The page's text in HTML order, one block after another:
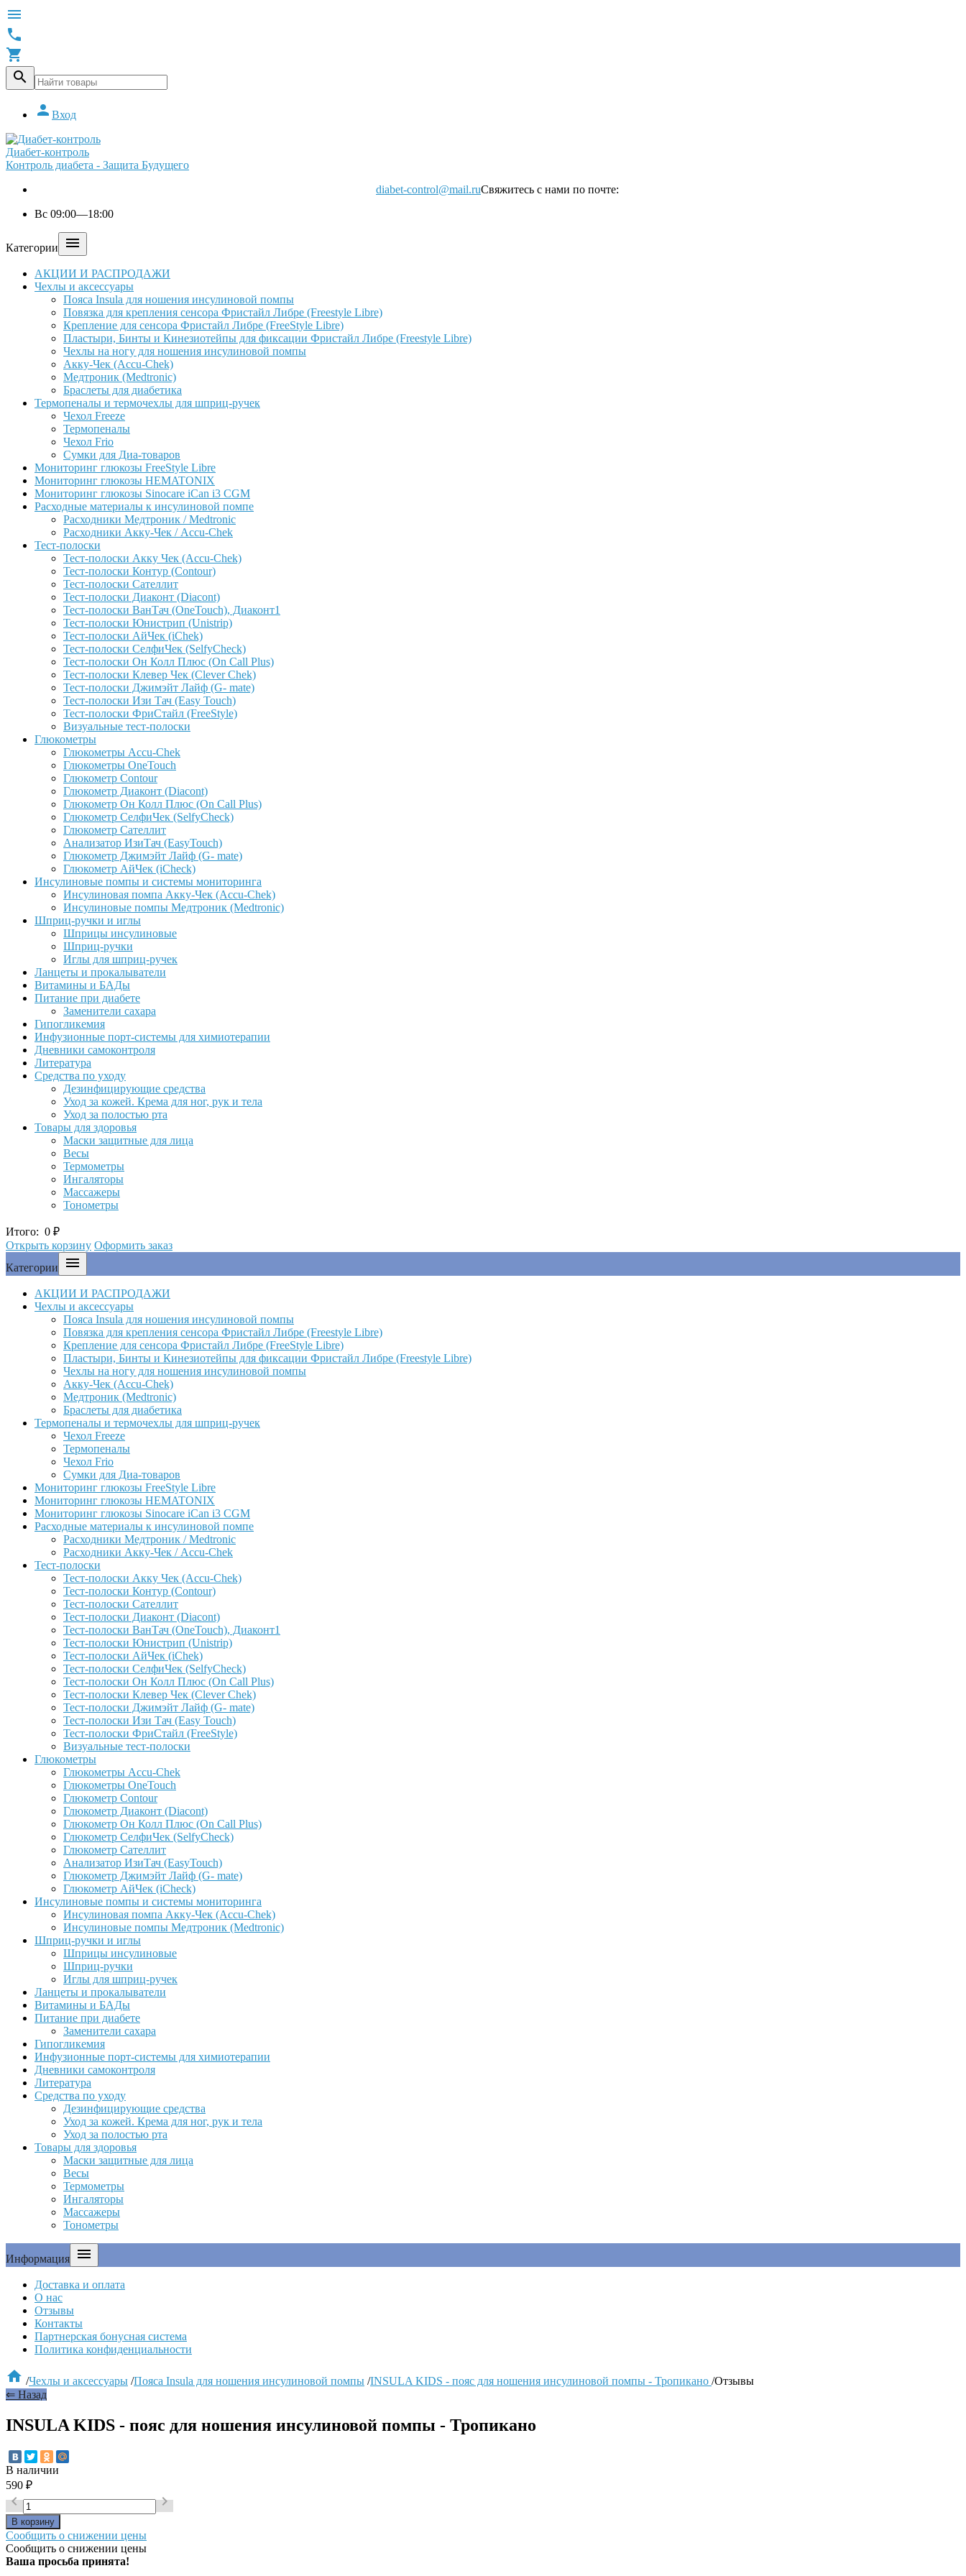




 Вход
Диабет-контроль
Контроль диабета - Защита Будущего
diabet-control@mail.ruСвяжитесь с нами по почте:
Вс 09:00—18:00
Категории 
АКЦИИ И РАСПРОДАЖИ
Чехлы и аксессуары
Пояса Insula для ношения инсулиновой помпы
Повязка для крепления сенсора Фристайл Либре (Freestyle Libre)
Крепление для сенсора Фристайл Либре (FreeStyle Libre)
Пластыри, Бинты и Кинезиотейпы для фиксации Фристайл Либре (Freestyle Libre)
Чехлы на ногу для ношения инсулиновой помпы
Акку-Чек (Accu-Chek)
Медтроник (Medtronic)
Браслеты для диабетика
Термопеналы и термочехлы для шприц-ручек
Чехол Freeze
Термопеналы
Чехол Frio
Сумки для Диа-товаров
Мониторинг глюкозы FreeStyle Libre
Мониторинг глюкозы HEMATONIX
Мониторинг глюкозы Sinocare iCan i3 CGM
Расходные материалы к инсулиновой помпе
Расходники Медтроник / Medtronic
Расходники Акку-Чек / Accu-Chek
Тест-полоски
Тест-полоски Акку Чек (Accu-Chek)
Тест-полоски Контур (Contour)
Тест-полоски Сателлит
Тест-полоски Диаконт (Diacont)
Тест-полоски ВанТач (OneTouch), Диаконт1
Тест-полоски Юнистрип (Unistrip)
Тест-полоски АйЧек (iChek)
Тест-полоски СелфиЧек (SelfyCheck)
Тест-полоски Он Колл Плюс (On Call Plus)
Тест-полоски Клевер Чек (Clever Chek)
Тест-полоски Джимэйт Лайф (G- mate)
Тест-полоски Изи Тач (Easy Touch)
Тест-полоски ФриCтайл (FreeStyle)
Визуальные тест-полоски
Глюкометры
Глюкометры Accu-Сhek
Глюкометры OneTouch
Глюкометр Contour
Глюкометр Диаконт (Diacont)
Глюкометр Он Колл Плюс (On Call Plus)
Глюкометр СелфиЧек (SelfyCheck)
Глюкометр Сателлит
Анализатор ИзиТач (EasyTouch)
Глюкометр Джимэйт Лайф (G- mate)
Глюкометр АйЧек (iCheck)
Инсулиновые помпы и системы мониторинга
Инсулиновая помпа Акку-Чек (Accu-Chek)
Инсулиновые помпы Медтроник (Medtronic)
Шприц-ручки и иглы
Шприцы инсулиновые
Шприц-ручки
Иглы для шприц-ручек
Ланцеты и прокалыватели
Витамины и БАДы
Питание при диабете
Заменители сахара
Гипогликемия
Инфузионные порт-системы для химиотерапии
Дневники самоконтроля
Литература
Средства по уходу
Дезинфицирующие средства
Уход за кожей. Крема для ног, рук и тела
Уход за полостью рта
Товары для здоровья
Маски защитные для лица
Весы
Термометры
Ингаляторы
Массажеры
Тонометры
Итого: 0 ₽
Открыть корзину Оформить заказ
Категории

АКЦИИ И РАСПРОДАЖИ
Чехлы и аксессуары
Пояса Insula для ношения инсулиновой помпы
Повязка для крепления сенсора Фристайл Либре (Freestyle Libre)
Крепление для сенсора Фристайл Либре (FreeStyle Libre)
Пластыри, Бинты и Кинезиотейпы для фиксации Фристайл Либре (Freestyle Libre)
Чехлы на ногу для ношения инсулиновой помпы
Акку-Чек (Accu-Chek)
Медтроник (Medtronic)
Браслеты для диабетика
Термопеналы и термочехлы для шприц-ручек
Чехол Freeze
Термопеналы
Чехол Frio
Сумки для Диа-товаров
Мониторинг глюкозы FreeStyle Libre
Мониторинг глюкозы HEMATONIX
Мониторинг глюкозы Sinocare iCan i3 CGM
Расходные материалы к инсулиновой помпе
Расходники Медтроник / Medtronic
Расходники Акку-Чек / Accu-Chek
Тест-полоски
Тест-полоски Акку Чек (Accu-Chek)
Тест-полоски Контур (Contour)
Тест-полоски Сателлит
Тест-полоски Диаконт (Diacont)
Тест-полоски ВанТач (OneTouch), Диаконт1
Тест-полоски Юнистрип (Unistrip)
Тест-полоски АйЧек (iChek)
Тест-полоски СелфиЧек (SelfyCheck)
Тест-полоски Он Колл Плюс (On Call Plus)
Тест-полоски Клевер Чек (Clever Chek)
Тест-полоски Джимэйт Лайф (G- mate)
Тест-полоски Изи Тач (Easy Touch)
Тест-полоски ФриCтайл (FreeStyle)
Визуальные тест-полоски
Глюкометры
Глюкометры Accu-Сhek
Глюкометры OneTouch
Глюкометр Contour
Глюкометр Диаконт (Diacont)
Глюкометр Он Колл Плюс (On Call Plus)
Глюкометр СелфиЧек (SelfyCheck)
Глюкометр Сателлит
Анализатор ИзиТач (EasyTouch)
Глюкометр Джимэйт Лайф (G- mate)
Глюкометр АйЧек (iCheck)
Инсулиновые помпы и системы мониторинга
Инсулиновая помпа Акку-Чек (Accu-Chek)
Инсулиновые помпы Медтроник (Medtronic)
Шприц-ручки и иглы
Шприцы инсулиновые
Шприц-ручки
Иглы для шприц-ручек
Ланцеты и прокалыватели
Витамины и БАДы
Питание при диабете
Заменители сахара
Гипогликемия
Инфузионные порт-системы для химиотерапии
Дневники самоконтроля
Литература
Средства по уходу
Дезинфицирующие средства
Уход за кожей. Крема для ног, рук и тела
Уход за полостью рта
Товары для здоровья
Маски защитные для лица
Весы
Термометры
Ингаляторы
Массажеры
Тонометры
Информация 
Доставка и оплата
О нас
Отзывы
Контакты
Партнерская бонусная система
Политика конфиденциальности
 /Чехлы и аксессуары /Пояса Insula для ношения инсулиновой помпы /INSULA KIDS - пояс для ношения инсулиновой помпы - Тропикано /Отзывы
⇐ Назад
INSULA KIDS - пояс для ношения инсулиновой помпы - Тропикано
В наличии
590 ₽
 
Сообщить о снижении цены
Сообщить о снижении цены
Ваша просьба принята!